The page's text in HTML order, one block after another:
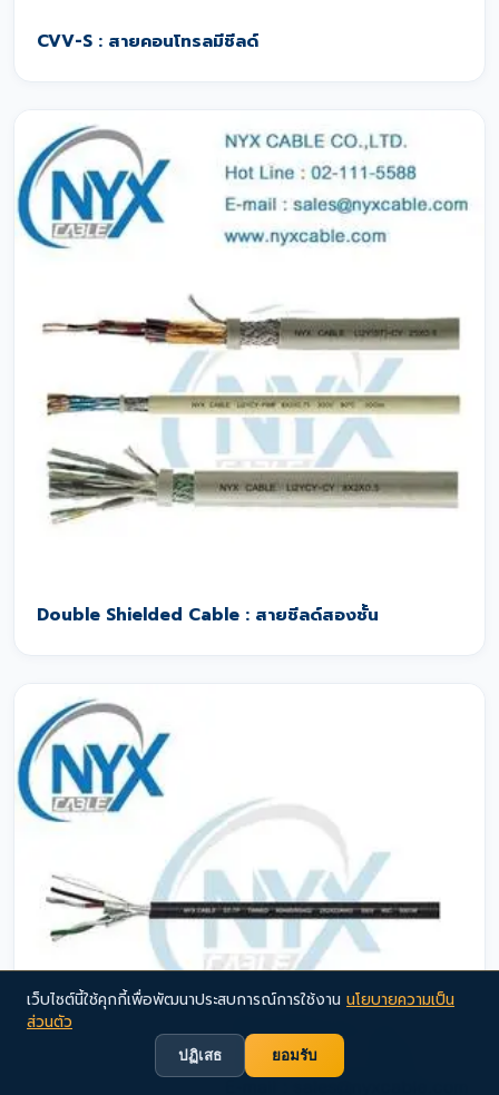
CVV-S : สายคอนโทรลมีชีลด์
Double Shielded Cable : สายชีลด์สองชั้น
เว็บไซต์นี้ใช้คุกกี้เพื่อพัฒนาประสบการณ์การใช้งาน นโยบายความเป็น
ส่วนตัว
ปฏิเสธ ยอมรับ